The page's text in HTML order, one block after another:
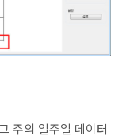
주의 일주일 데이터